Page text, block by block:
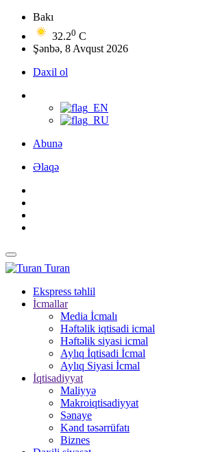
Bakı
32.20 C
Şənbə, 8 Avqust 2026
Daxil ol
Abunə
Əlaqə
Turan
Ekspress təhlil
İcmallar
Media İcmalı
Həftəlik iqtisadi icmal
Həftəlik siyasi icmal
Aylıq İqtisadi İcmal
Aylıq Siyasi İcmal
İqtisadiyyat
Maliyyə
Makroiqtisadiyyat
Sənaye
Kənd təsərrüfatı
Biznes